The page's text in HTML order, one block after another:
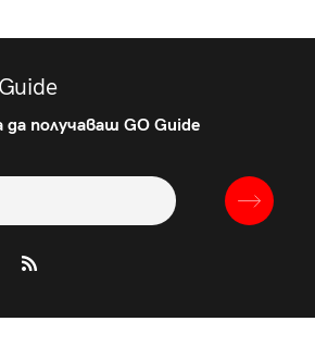
да получаваш GO Guide